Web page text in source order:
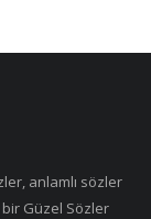
anlamlı sözler
Güzel Sözler